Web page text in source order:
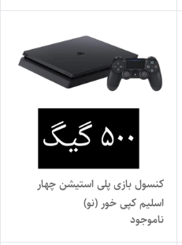
کنسول بازی پلی استیشن چهار
اسلیم کپی خور (نو)
ناموجود